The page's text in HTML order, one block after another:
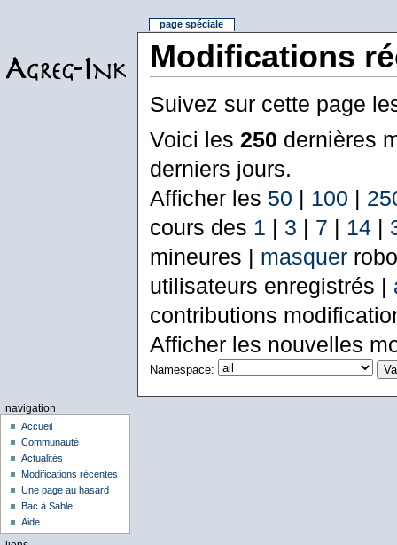
Modifications
Suivez sur cette page
Voici les 250 dernières
derniers jours.
Afficher les 50 | 100 |
cours des 1 | 3 | 7 | 14|
mineures | masquer
utilisateurs enregistrés |
contributions
Afficher les nouvelles
Namespace:
page spéciale
navigation
Accueil
Communauté
Actualités
Modifications récentes
Une page au hasard
Bac à Sable
Aide